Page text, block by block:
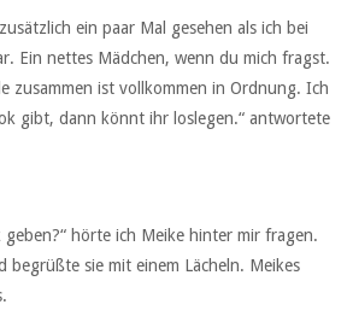
ein paar Mal gesehen als ich bei
Ein nettes Mädchen, wenn du mich fragst.
zusammen ist vollkommen in Ordnung. Ich
gibt, dann könnt ihr loslegen.“ antwortete
geben?“ hörte ich Meike hinter mir fragen.
begrüßte sie mit einem Lächeln. Meikes